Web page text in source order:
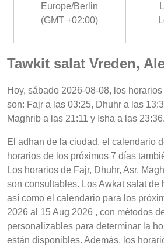
Europe/Berlin
(GMT +02:00)
Tawkit salat Vreden,
Hoy, sábado 2026-08-08, los
son: Fajr a las 03:25, Dhuhr a las
Maghrib a las 21:11 y Isha a las 23:36.
El adhan de la ciudad, el calendario
horarios de los próximos 7 días
Los horarios de Fajr, Dhuhr, Asr,
son consultables. Los Awkat salat de
así como el calendario para los
2026 al 15 Aug 2026 , con métodos
personalizables para determinar la
están disponibles. Además, los